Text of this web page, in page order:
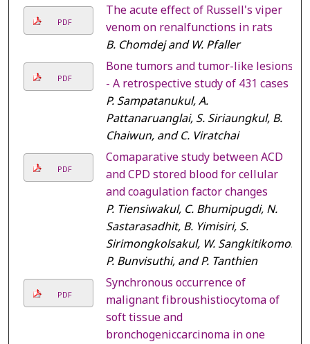
PDF
The acute effect of Russell's viper
venom on renalfunctions in rats
B. Chomdej and W. Pfaller
PDF
Bone tumors and tumor-like lesions
- A retrospective study of 431 cases
P. Sampatanukul, A.
Pattanaruanglai, S. Siriaungkul, B.
Chaiwun, and C. Viratchai
PDF
Comaparative study between ACD
and CPD stored blood for cellular
and coagulation factor changes
P. Tiensiwakul, C. Bhumipugdi, N.
Sastarasadhit, B. Yimisiri, S.
Sirimongkolsakul, W. Sangkitikomol,
P. Bunvisuthi, and P. Tanthien
PDF
Synchronous occurrence of
malignant fibroushistiocytoma of
soft tissue and
bronchogeniccarcinoma in one